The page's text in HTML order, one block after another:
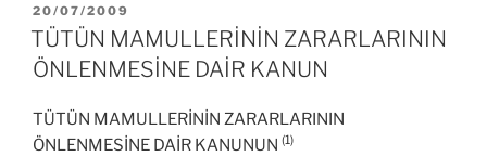
YAYIM
TARIHI
20/07/2009
TÜTÜN MAMULLERİNİN ZARARLARININ
ÖNLENMESİNE DAİR KANUN
TÜTÜN MAMULLERİNİN ZARARLARININ
ÖNLENMESİNE DAİR KANUNUN (1)